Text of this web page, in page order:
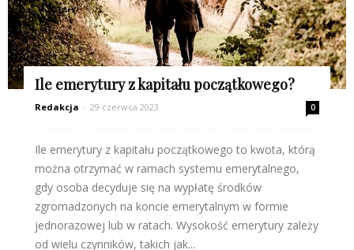
Ile emerytury z kapitału początkowego?
Redakcja - 29 czerwca 2023 0
Ile emerytury z kapitału początkowego to kwota, którą
można otrzymać w ramach systemu emerytalnego,
gdy osoba decyduje się na wypłatę środków
zgromadzonych na koncie emerytalnym w formie
jednorazowej lub w ratach. Wysokość emerytury zależy
od wielu czynników, takich jak...